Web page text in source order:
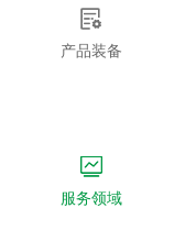
产品装备
服务领域